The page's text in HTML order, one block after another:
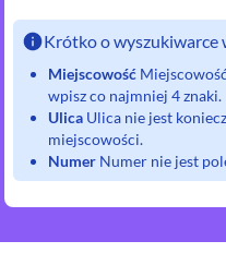
Krótko o wyszukiwarce
Miejscowość
wpisz co najmniej 4 znaki.
Ulica Ulica nie jest
miejscowości.
Numer Numer nie jest